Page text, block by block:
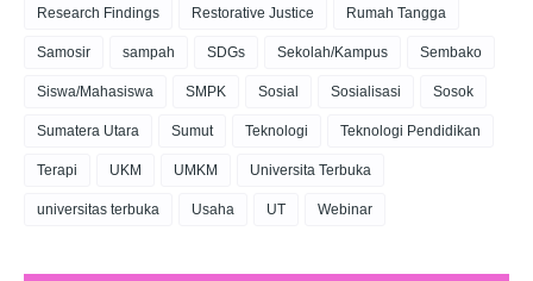
Research Findings Restorative Justice Rumah Tangga
Samosir sampah SDGs Sekolah/Kampus Sembako
Siswa/Mahasiswa SMPK Sosial Sosialisasi Sosok
Sumatera Utara Sumut Teknologi Teknologi Pendidikan
Terapi UKM UMKM Universita Terbuka
universitas terbuka Usaha UT Webinar